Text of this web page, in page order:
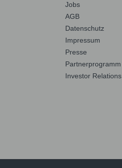
Jobs
AGB
Datenschutz
Impressum
Presse
Partnerprogramm
Investor Relations